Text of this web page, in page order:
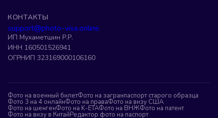
КОНТАКТЫ
support@photo-visa.online
ИП Мухаметшин Р.Р.
ИНН 160501526941
ОГРНИП 323169000106160
Фото на военный билетФото на загранпаспорт старого образца
Фото 3 на 4 онлайнФото на праваФото на визу США
Фото на шенгенФото на K-ETAФото на ВНЖФото на патент
Фото на визу в КитайРедактор фото на паспорт